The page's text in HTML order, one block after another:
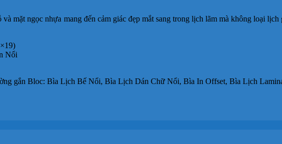
mặt ngọc nhựa mang đến cảm giác đẹp mắt sang trong lịch lãm mà không loại lịch
Nổi
gắn Bloc: Bìa Lịch Bế Nổi, Bìa Lịch Dán Chữ Nổi, Bìa In Offset, Bìa Lịch